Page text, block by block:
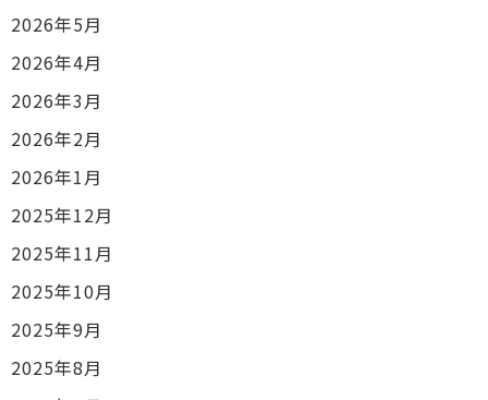
2026年5月
2026年4月
2026年3月
2026年2月
2026年1月
2025年12月
2025年11月
2025年10月
2025年9月
2025年8月